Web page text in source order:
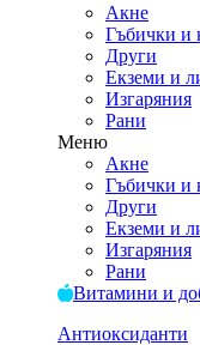
Акне
Гъбички и
Други
Екземи и
Изгаряния
Рани
Меню
Акне
Гъбички и
Други
Екземи и
Изгаряния
Рани
Витамини и
Антиоксиданти